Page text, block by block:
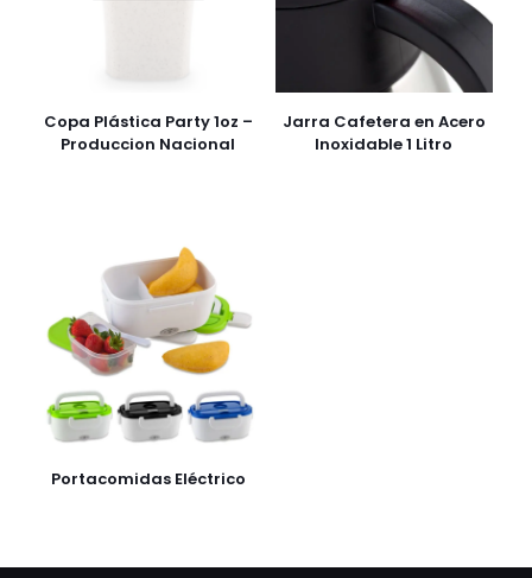
Copa Plástica Party 1oz –
Produccion Nacional
Jarra Cafetera en Acero
Inoxidable 1 Litro
Portacomidas Eléctrico